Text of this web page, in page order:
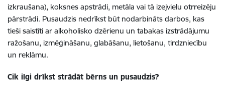
izkraušana), koksnes apstrādi, metāla vai tā izejvielu otrreizēju
pārstrādi. Pusaudzis nedrīkst būt nodarbināts darbos, kas
tieši saistīti ar alkoholisko dzērienu un tabakas izstrādājumu
ražošanu, izmēģināšanu, glabāšanu, lietošanu, tirdzniecību
un reklāmu.
Cik ilgi drīkst strādāt bērns un pusaudzis?